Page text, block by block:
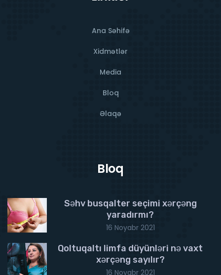
Ana Səhifə
Xidmətlər
Media
Bloq
Əlaqə
Bloq
Səhv busqalter seçimi xərçəng
yaradırmı?
16 Noyabr 2021
Qoltuqaltı limfa düyünləri nə vaxt
xərçəng sayılır?
16 Noyabr 2021